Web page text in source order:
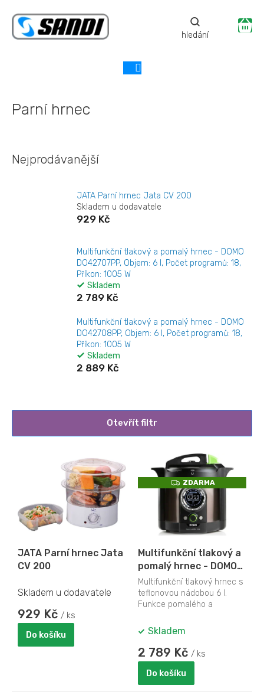
obsah
Parní hrnec
Nejprodávanější
JATA Parní hrnec Jata CV 200
Skladem u dodavatele
929 Kč
Multifunkční tlakový a pomalý hrnec - DOMO
DO42707PP, Objem: 6 l, Počet programů: 18,
Příkon: 1005 W
Skladem
2 789 Kč
Multifunkční tlakový a pomalý hrnec - DOMO
DO42708PP, Objem: 6 l, Počet programů: 18,
Příkon: 1005 W
Skladem
2 889 Kč
Otevřít filtr
p
dJATA Parní hrnec Jata
CV 200
Skladem u dodavatele
929 Kč / ks
Do košíku
Z
D
A
R
M
A
ZDARMA
Multifunkční tlakový a
pomalý hrnec - DOMO
DO42707PP, Objem: 6 l,
Počet programů: 18,
Příkon: 1005 W
Multifunkční tlakový hrnec s
teflonovou nádobou 6 l.
Funkce pomalého a
páře nebo restování.
Skladem
2 789 Kč / ks
Do košíku